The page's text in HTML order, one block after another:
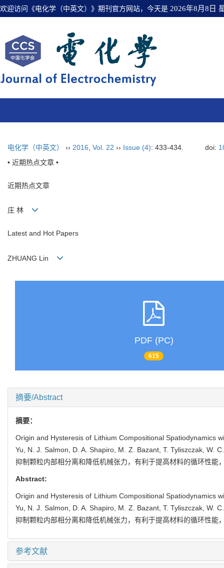
欢迎访问《电化学（中英文）》期刊官方网站，今天是 2026年8月8日
电化学（中英文） ›› 2016 Vol. 22 ›› Issue (4): 433-434. doi:
• 近期热点文章 •
近期热点文章
庄 林
Latest and Hot Papers
ZHUANG Lin
PDF (PC)
615
摘要/Abstract
摘要：
Origin and Hysteresis of Lithium Compositional Spatiodynamics
Yu, N. J. Salmon, D. A. Shapiro, M. Z. Bazant, T. Tyliszczak, W.
抑制颗粒内部相分离和降低机械张力，有利于提高材料的循环性能
Abstract:
Origin and Hysteresis of Lithium Compositional Spatiodynamics
Yu, N. J. Salmon, D. A. Shapiro, M. Z. Bazant, T. Tyliszczak, W.
抑制颗粒内部相分离和降低机械张力，有利于提高材料的循环性能
参考文献